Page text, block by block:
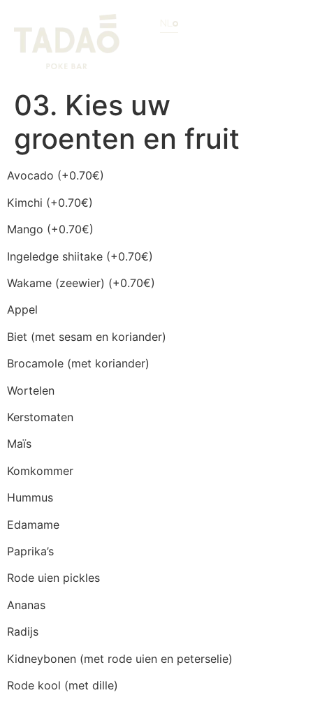
03. Kies uw
groenten en fruit
Avocado (+0.70€)
Kimchi (+0.70€)
Mango (+0.70€)
Ingeledge shiitake (+0.70€)
Wakame (zeewier) (+0.70€)
Appel
Biet (met sesam en koriander)
Brocamole (met koriander)
Wortelen
Kerstomaten
Maïs
Komkommer
Hummus
Edamame
Paprika’s
Rode uien pickles
Ananas
Radijs
Kidneybonen (met rode uien en peterselie)
Rode kool (met dille)